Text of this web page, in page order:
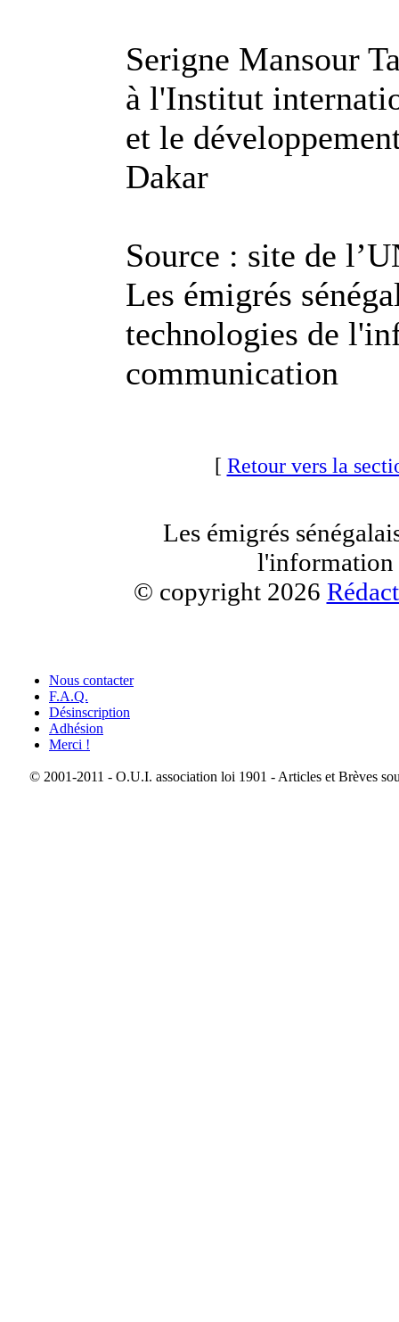
Serigne Mansour
à l'Institut
et le
Dakar
Source : site de
Les émigrés
technologies de
communication
[ Retour vers la
Les émigrés
l'information
© copyright 2026
Nous contacter
F.A.Q.
Désinscription
Adhésion
Merci !
© 2001-2011 - O.U.I. association loi 1901 - Articles et Brèves